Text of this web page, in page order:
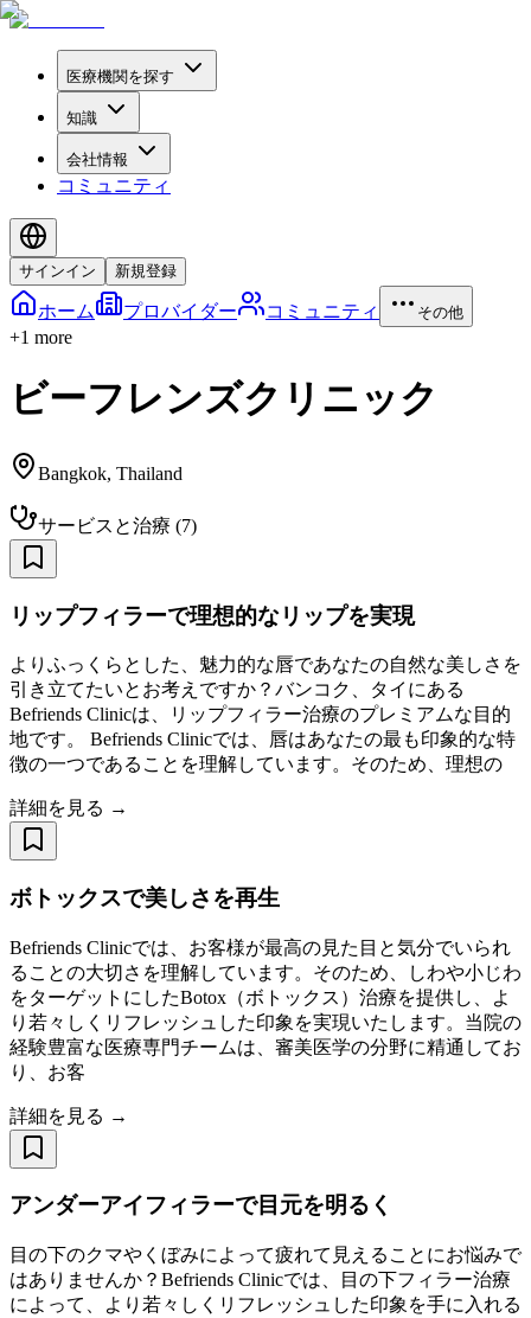
医療機関を探す
知識
会社情報
コミュニティ
サインイン 新規登録
ホーム プロバイダー コミュニティ その他
+1 more
ビーフレンズクリニック
Bangkok, Thailand
サービスと治療 (7)
リップフィラーで理想的なリップを実現
よりふっくらとした、魅力的な唇であなたの自然な美しさを
引き立てたいとお考えですか？バンコク、タイにある
Befriends Clinicは、リップフィラー治療のプレミアムな目的
地です。 Befriends Clinicでは、唇はあなたの最も印象的な特
徴の一つであることを理解しています。そのため、理想の
詳細を見る →
ボトックスで美しさを再生
Befriends Clinicでは、お客様が最高の見た目と気分でいられ
ることの大切さを理解しています。そのため、しわや小じわ
をターゲットにしたBotox（ボトックス）治療を提供し、よ
り若々しくリフレッシュした印象を実現いたします。当院の
経験豊富な医療専門チームは、審美医学の分野に精通してお
り、お客
詳細を見る →
アンダーアイフィラーで目元を明るく
目の下のクマやくぼみによって疲れて見えることにお悩みで
はありませんか？Befriends Clinicでは、目の下フィラー治療
によって、より若々しくリフレッシュした印象を手に入れる